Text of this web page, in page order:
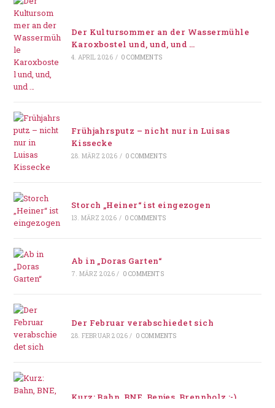
Der Kultursommer an der Wassermühle
Karoxbostel und, und, und …
4. APRIL 2026 / 0 COMMENTS
Frühjahrsputz – nicht nur in Luisas
Kissecke
28. MÄRZ 2026 / 0 COMMENTS
Storch „Heiner“ ist eingezogen
13. MÄRZ 2026 / 0 COMMENTS
Ab in „Doras Garten“
7. MÄRZ 2026 / 0 COMMENTS
Der Februar verabschiedet sich
28. FEBRUAR 2026 / 0 COMMENTS
Kurz: Bahn, BNE, Benjes, Brennholz :-)